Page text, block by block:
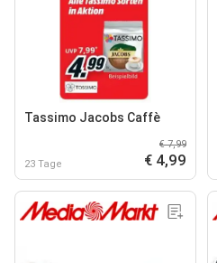
Tassimo Jacobs Caffè
23 Tage
€ 7,99
€ 4,99